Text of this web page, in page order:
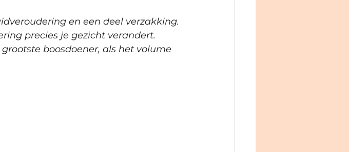
en een deel verzakking.
precies je gezicht verandert.
boosdoener, als het volume